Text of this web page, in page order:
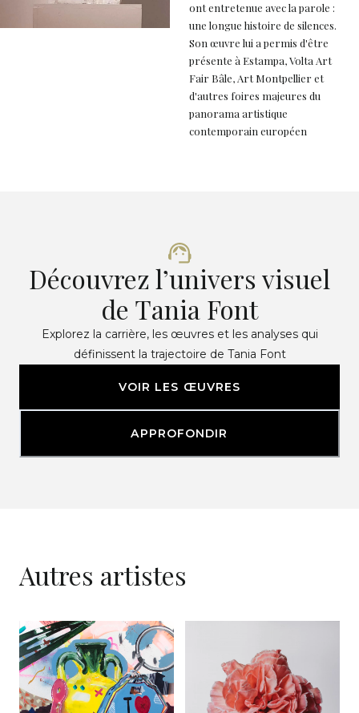
ont entretenue avec la parole :
une longue histoire de silences.
Son œuvre lui a permis d'être
présente à Estampa, Volta Art
Fair Bâle, Art Montpellier et
d'autres foires majeures du
panorama artistique
contemporain européen
Découvrez l’univers visuel
de Tania Font
Explorez la carrière, les œuvres et les analyses qui
définissent la trajectoire de Tania Font
VOIR LES ŒUVRES
APPROFONDIR
Autres artistes